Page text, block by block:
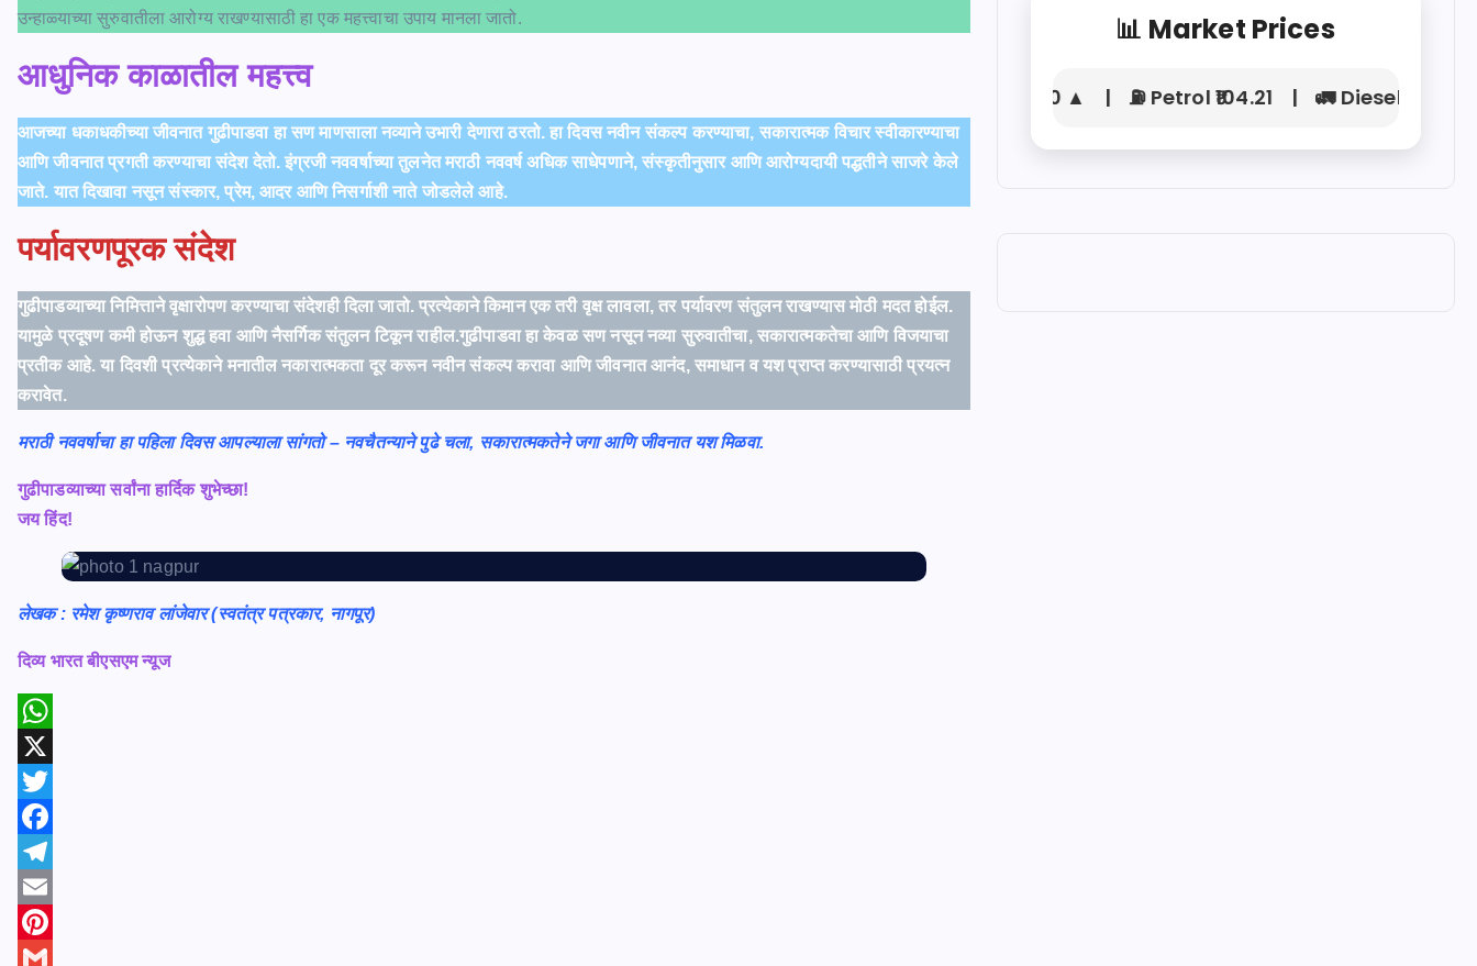
उन्हाळ्याच्या सुरुवातीला आरोग्य राखण्यासाठी हा एक महत्त्वाचा उपाय मानला जातो.
आधुनिक काळातील महत्त्व
आजच्या धकाधकीच्या जीवनात गुढीपाडवा हा सण माणसाला नव्याने उभारी देणारा ठरतो. हा दिवस नवीन संकल्प करण्याचा, सकारात्मक विचार स्वीकारण्याचा
आणि जीवनात प्रगती करण्याचा संदेश देतो. इंग्रजी नववर्षाच्या तुलनेत मराठी नववर्ष अधिक साधेपणाने, संस्कृतीनुसार आणि आरोग्यदायी पद्धतीने साजरे केले
जाते. यात दिखावा नसून संस्कार, प्रेम, आदर आणि निसर्गाशी नाते जोडलेले आहे.
पर्यावरणपूरक संदेश
गुढीपाडव्याच्या निमित्ताने वृक्षारोपण करण्याचा संदेशही दिला जातो. प्रत्येकाने किमान एक तरी वृक्ष लावला, तर पर्यावरण संतुलन राखण्यास मोठी मदत होईल.
यामुळे प्रदूषण कमी होऊन शुद्ध हवा आणि नैसर्गिक संतुलन टिकून राहील.गुढीपाडवा हा केवळ सण नसून नव्या सुरुवातीचा, सकारात्मकतेचा आणि विजयाचा
प्रतीक आहे. या दिवशी प्रत्येकाने मनातील नकारात्मकता दूर करून नवीन संकल्प करावा आणि जीवनात आनंद, समाधान व यश प्राप्त करण्यासाठी प्रयत्न
करावेत.
मराठी नववर्षाचा हा पहिला दिवस आपल्याला सांगतो – नवचैतन्याने पुढे चला, सकारात्मकतेने जगा आणि जीवनात यश मिळवा.
गुढीपाडव्याच्या सर्वांना हार्दिक शुभेच्छा!
जय हिंद!
लेखक : रमेश कृष्णराव लांजेवार (स्वतंत्र पत्रकार, नागपूर)
दिव्य भारत बीएसएम न्यूज
W
h
a
s
A
p
X
T
w
t
F
a
c
e
T
e
E
m
P
📊 Market Prices
🥇 Gold (24K) ₹72,450 ▲ | ⛽ Petrol ₹104.21 | 🚛 Diesel ₹92.15 |